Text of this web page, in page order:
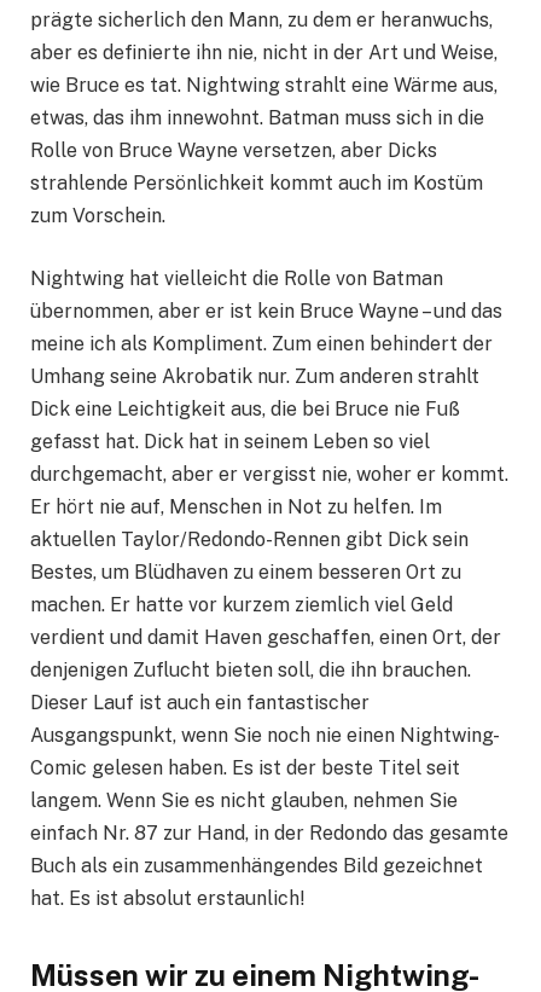
prägte sicherlich den Mann, zu dem er heranwuchs,
aber es definierte ihn nie, nicht in der Art und Weise,
wie Bruce es tat. Nightwing strahlt eine Wärme aus,
etwas, das ihm innewohnt. Batman muss sich in die
Rolle von Bruce Wayne versetzen, aber Dicks
strahlende Persönlichkeit kommt auch im Kostüm
zum Vorschein.
Nightwing hat vielleicht die Rolle von Batman
übernommen, aber er ist kein Bruce Wayne – und das
meine ich als Kompliment. Zum einen behindert der
Umhang seine Akrobatik nur. Zum anderen strahlt
Dick eine Leichtigkeit aus, die bei Bruce nie Fuß
gefasst hat. Dick hat in seinem Leben so viel
durchgemacht, aber er vergisst nie, woher er kommt.
Er hört nie auf, Menschen in Not zu helfen. Im
aktuellen Taylor/Redondo-Rennen gibt Dick sein
Bestes, um Blüdhaven zu einem besseren Ort zu
machen. Er hatte vor kurzem ziemlich viel Geld
verdient und damit Haven geschaffen, einen Ort, der
denjenigen Zuflucht bieten soll, die ihn brauchen.
Dieser Lauf ist auch ein fantastischer
Ausgangspunkt, wenn Sie noch nie einen Nightwing-
Comic gelesen haben. Es ist der beste Titel seit
langem. Wenn Sie es nicht glauben, nehmen Sie
einfach Nr. 87 zur Hand, in der Redondo das gesamte
Buch als ein zusammenhängendes Bild gezeichnet
hat. Es ist absolut erstaunlich!
Müssen wir zu einem Nightwing-